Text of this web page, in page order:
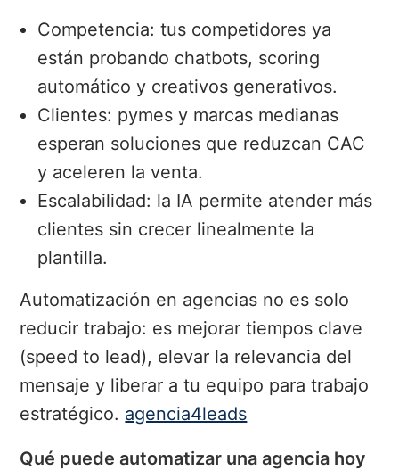
Competencia: tus competidores ya
están probando chatbots, scoring
automático y creativos generativos.
Clientes: pymes y marcas medianas
esperan soluciones que reduzcan CAC
y aceleren la venta.
Escalabilidad: la IA permite atender más
clientes sin crecer linealmente la
plantilla.
Automatización en agencias no es solo
reducir trabajo: es mejorar tiempos clave
(speed to lead), elevar la relevancia del
mensaje y liberar a tu equipo para trabajo
estratégico. agencia4leads
Qué puede automatizar una agencia hoy